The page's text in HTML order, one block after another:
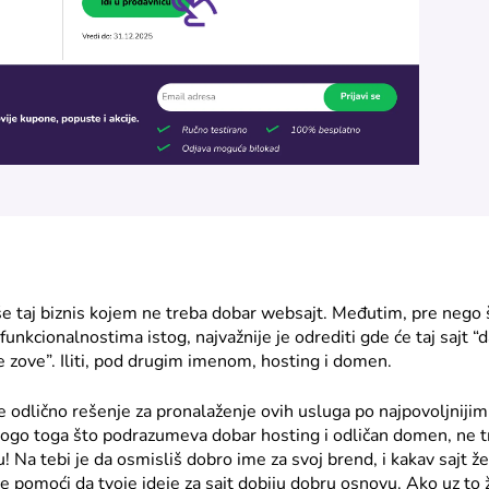
taj biznis kojem ne treba dobar websajt. Međutim, pre nego
istog, najvažnije je odrediti gde će taj sajt
zove”. Iliti, pod drugim imenom, hosting i domen.
odlično rešenje za pronalaženje ovih usluga po najpovoljnijim
toga što podrazumeva dobar hosting i odličan domen, ne
Na tebi je da osmisliš dobro ime za svoj brend, i kakav sajt
pomoći da tvoje ideje za sajt dobiju dobru osnovu. Ako uz to